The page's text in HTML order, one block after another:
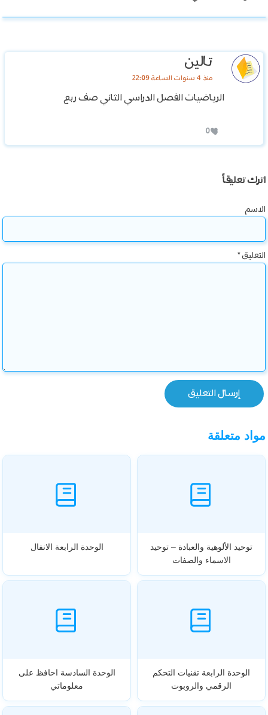
تالين
منذ 4 سنوات الساعة 22:09
الرياضيات الفصل الدراسي الثاني صف ربع
0
اترك تعليقاً
الاسم
التعليق*
مواد متعلقة
توحيد الألوهية والعبادة – توحيد
الاسماء والصفات
الوحدة الرابعة الانفال
الوحدة الرابعة تقنيات التحكم
الرقمي والروبوت
الوحدة السادسة احافظ على
معلوماتي